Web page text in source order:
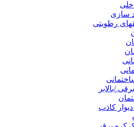
سازی
رطوبتی
/بالابر
کاذب